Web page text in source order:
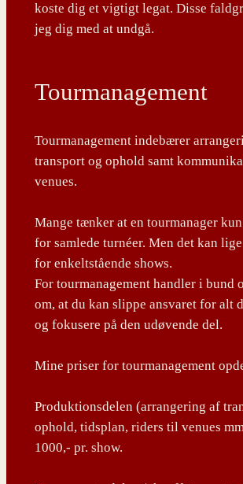
koste dig et vigtigt legat. Disse
jeg dig med at undgå.
Tourmanagement
Tourmanagement indebærer
transport og ophold samt
venues.
Mange tænker at en tourmanager
for samlede turnéer. Men det kan
for enkeltstående shows.
For tourmanagement handler i bund
om, at du kan slippe ansvaret for alt
og fokusere på den udøvende del.
Mine priser for tourmanagement
Produktionsdelen (arrangering af
ophold, tidsplan, riders til venues
1000,- pr. show.